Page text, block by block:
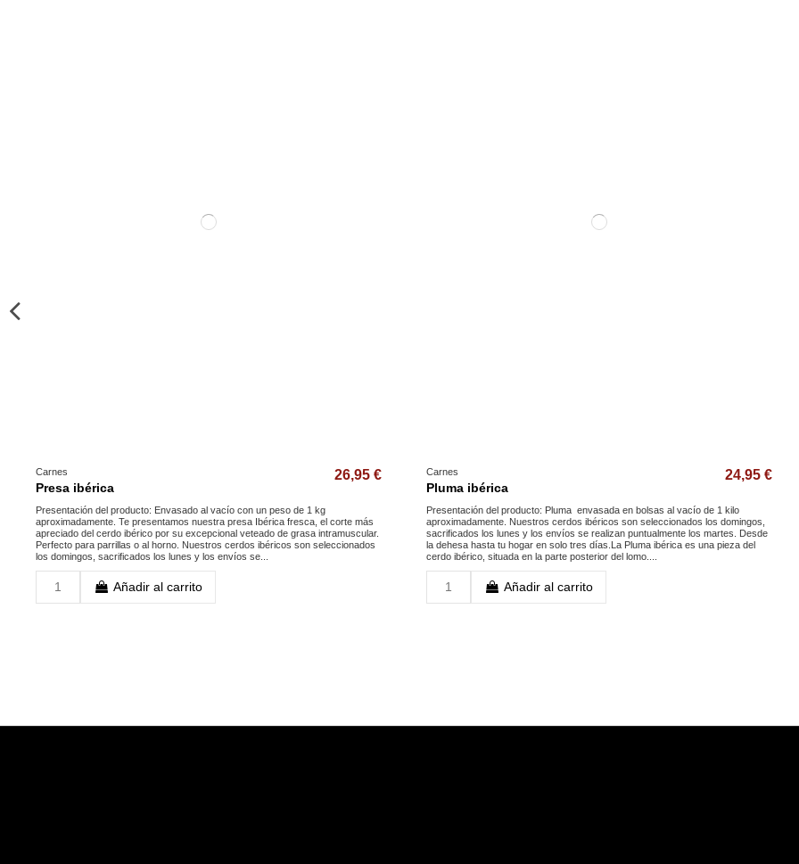
Carnes
Presa ibérica
26,95 €
Presentación del producto: Envasado al vacío con un peso de 1 kg
aproximadamente. Te presentamos nuestra presa Ibérica fresca, el corte más
apreciado del cerdo ibérico por su excepcional veteado de grasa intramuscular.
Perfecto para parrillas o al horno. Nuestros cerdos ibéricos son seleccionados
los domingos, sacrificados los lunes y los envíos se...
Añadir al carrito
Carnes
Pluma ibérica
24,95 €
Presentación del producto: Pluma envasada en bolsas al vacío de 1 kilo
aproximadamente. Nuestros cerdos ibéricos son seleccionados los domingos,
sacrificados los lunes y los envíos se realizan puntualmente los martes. Desde
la dehesa hasta tu hogar en solo tres días.La Pluma ibérica es una pieza del
cerdo ibérico, situada en la parte posterior del lomo....
Añadir al carrito